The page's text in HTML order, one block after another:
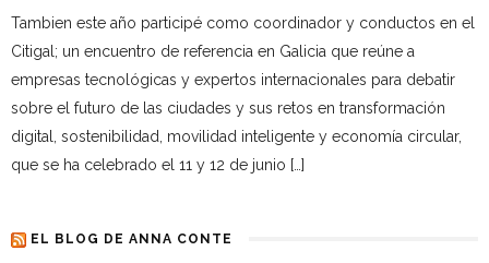
Tambien este año participé como coordinador y conductos en el
Citigal; un encuentro de referencia en Galicia que reúne a
empresas tecnológicas y expertos internacionales para debatir
sobre el futuro de las ciudades y sus retos en transformación
digital, sostenibilidad, movilidad inteligente y economía circular,
que se ha celebrado el 11 y 12 de junio […]
EL BLOG DE ANNA CONTE